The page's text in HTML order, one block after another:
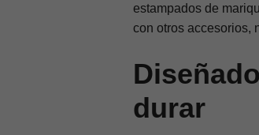
estampados de
con otros accesorios,
durar